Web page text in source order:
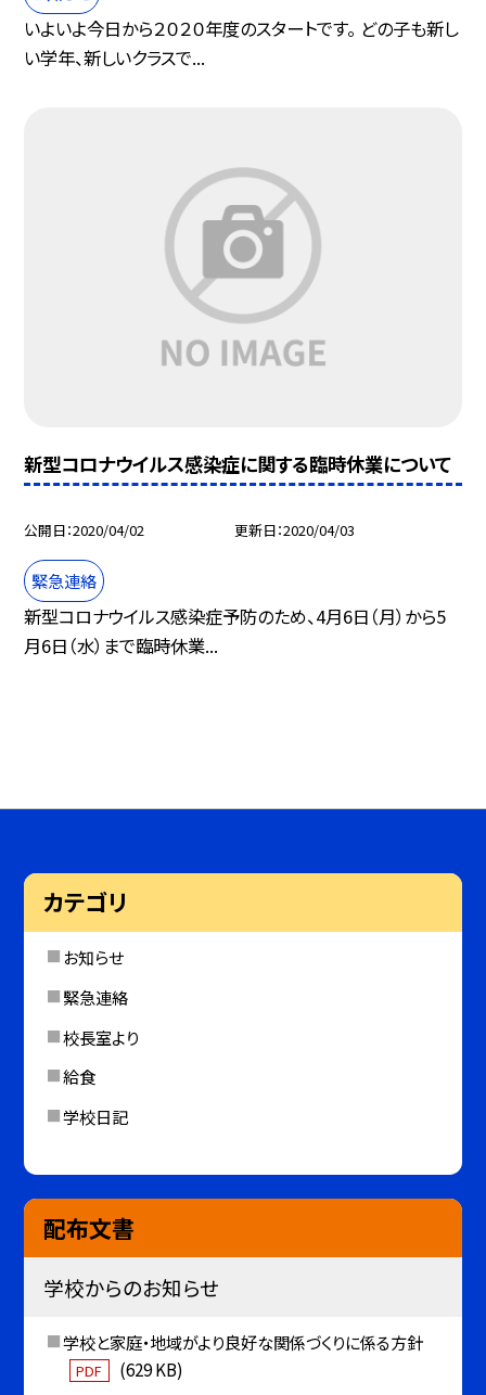
いよいよ今日から２０２０年度のスタートです。 どの子も新し
い学年、新しいクラスで...
新型コロナウイルス感染症に関する臨時休業について
公開日 2020/04/02 更新日 2020/04/03
緊急連絡
新型コロナウイルス感染症予防のため、4月6日（月）から5
月6日（水）まで臨時休業...
カテゴリ
お知らせ
緊急連絡
校長室より
給食
学校日記
配布文書
学校からのお知らせ
学校と家庭・地域がより良好な関係づくりに係る方針
PDF
(629 KB)